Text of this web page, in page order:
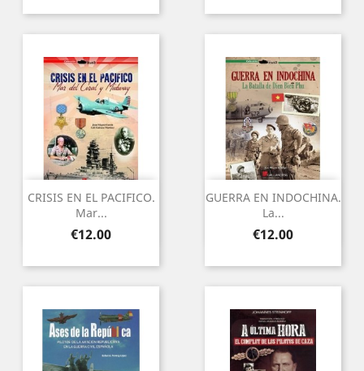
CRISIS EN EL PACIFICO.
Mar...
Price
€12.00
GUERRA EN INDOCHINA.
La...
Price
€12.00